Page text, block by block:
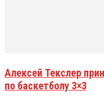
Алексей Текслер
по баскетболу 3×3